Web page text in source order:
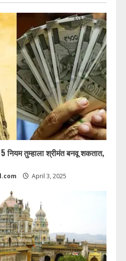
5 नियम तुम्हाला श्रीमंत बनवू शकतात,
April 3, 2025